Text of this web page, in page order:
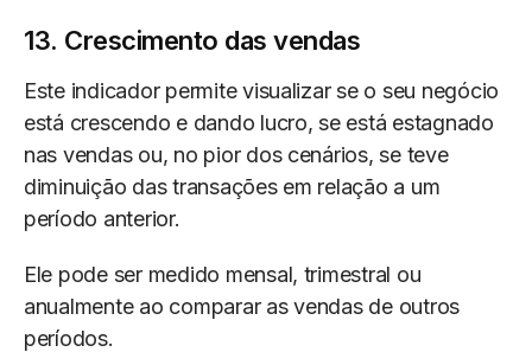
13. Crescimento das vendas
Este indicador permite visualizar se o seu negócio
está crescendo e dando lucro, se está estagnado
nas vendas ou, no pior dos cenários, se teve
diminuição das transações em relação a um
período anterior.
Ele pode ser medido mensal, trimestral ou
anualmente ao comparar as vendas de outros
períodos.